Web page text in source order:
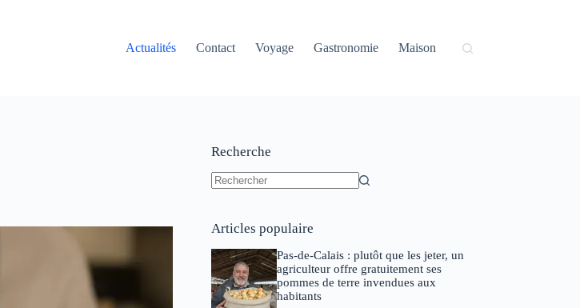
Actualités
Contact Voyage Gastronomie Maison
Recherche
Articles populaire
Pas-de-Calais : plutôt que les jeter, un
agriculteur offre gratuitement ses
pommes de terre invendues aux
habitants